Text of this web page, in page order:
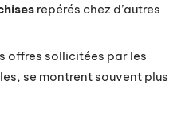
repérés chez d’autres
offres sollicitées par les
se montrent souvent plus